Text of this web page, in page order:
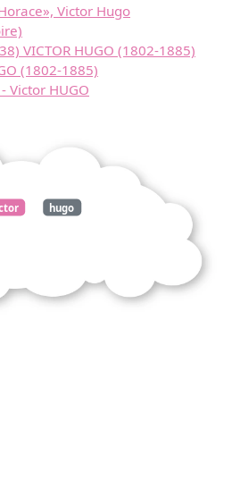
Victor Hugo
VICTOR HUGO (1802-1885)
(1802-1885)
Victor HUGO
hugo